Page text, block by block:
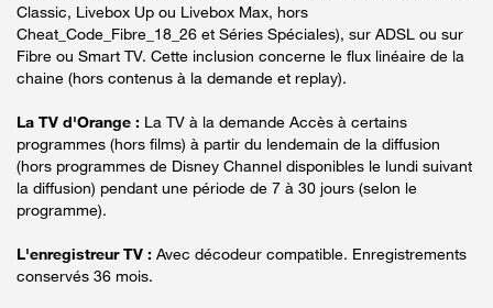
Classic, Livebox Up ou Livebox Max, hors
Cheat_Code_Fibre_18_26 et Séries Spéciales), sur ADSL ou sur
Fibre ou Smart TV. Cette inclusion concerne le flux linéaire de la
chaine (hors contenus à la demande et replay).
La TV d'Orange : La TV à la demande Accès à certains
programmes (hors films) à partir du lendemain de la diffusion
(hors programmes de Disney Channel disponibles le lundi suivant
la diffusion) pendant une période de 7 à 30 jours (selon le
programme).
L'enregistreur TV : Avec décodeur compatible. Enregistrements
conservés 36 mois.